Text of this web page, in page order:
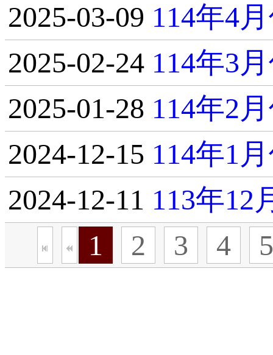
2025-03-09 114年4
2025-02-24 114年3
2025-01-28 114年2
2024-12-15 114年1
2024-12-11 113年12
1
2 3 4